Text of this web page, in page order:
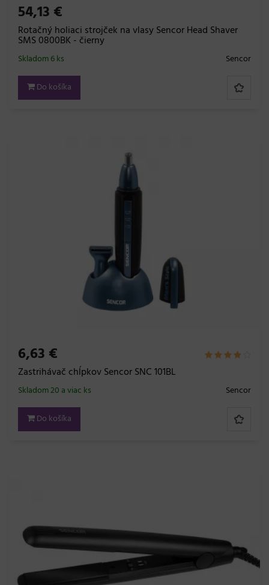
54,13 €
Rotačný holiaci strojček na vlasy Sencor Head Shaver
SMS 0800BK - čierny
Sencor
Skladom 6 ks
Do košíka
6,63 €
Zastrihávač chĺpkov Sencor SNC 101BL
Sencor
Skladom 20 a viac ks
Do košíka